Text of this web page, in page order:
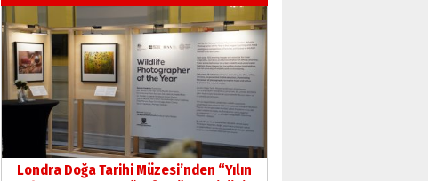
03 Ağustos 2026 Pazartesi
Yıldırım Gündoğdu
HAVVA’NIN ÜÇ KIZI
09 Temmuz 2026 Perşembe
Yusuf POLAT
Şampiyonluk Sebahattin
Londra Doğa Tarihi Müzesi’nden “Yılın